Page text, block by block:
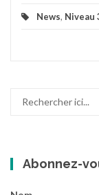
News, Niveau
Abonnez-